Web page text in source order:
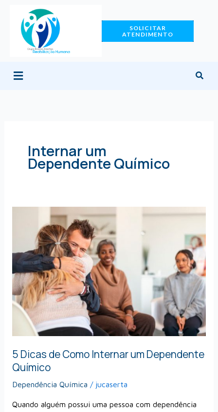
conteúdo
SOLICITAR
ATENDIMENTO
Menu
Internar um
Dependente Químico
5 Dicas de Como Internar um Dependente
Químico
Dependência Química / jucaserta
Quando alguém possui uma pessoa com dependência
Como
Internar
um
Dependente
Químico